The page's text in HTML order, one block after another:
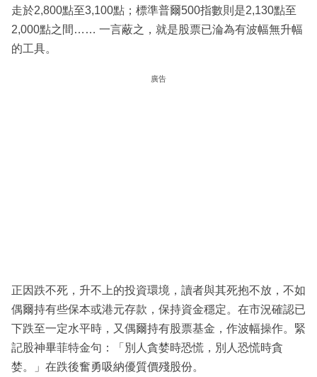
走於2,800點至3,100點；標準普爾500指數則是2,130點至
2,000點之間…… 一言蔽之，就是股票已淪為有波幅無升幅
的工具。
廣告
正因跌不死，升不上的投資環境，讀者與其死抱不放，不如
偶爾持有些保本或港元存款，保持資金穩定。在市況確認已
下跌至一定水平時，又偶爾持有股票基金，作波幅操作。緊
記股神畢菲特金句：「別人貪婪時恐慌，別人恐慌時貪
婪。」在跌後奮勇吸納優質價殘股份。